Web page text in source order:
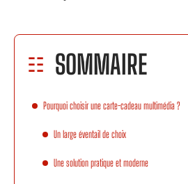
SOMMAIRE
Pourquoi choisir une carte-cadeau multimédia ?
Un large éventail de choix
Une solution pratique et moderne